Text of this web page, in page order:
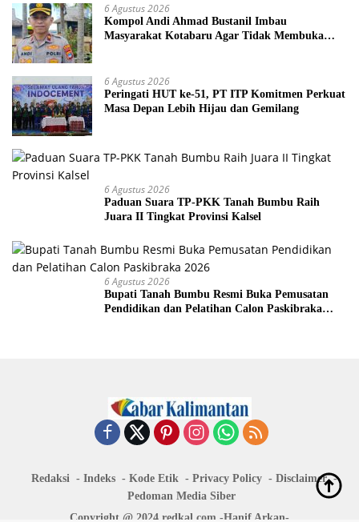
6 Agustus 2026
Kompol Andi Ahmad Bustanil Imbau
Masyarakat Kotabaru Agar Tidak Membuka
6 Agustus 2026
Peringati HUT ke-51, PT ITP Komitmen Perkuat
Masa Depan Lebih Hijau dan Gemilang
6 Agustus 2026
Paduan Suara TP-PKK Tanah Bumbu Raih
Juara II Tingkat Provinsi Kalsel
6 Agustus 2026
Bupati Tanah Bumbu Resmi Buka Pemusatan
Pendidikan dan Pelatihan Calon Paskibraka
Redaksi Indeks Kode Etik Privacy Policy
Disclaimer
Pedoman Media Siber
Copyright @ 2024 redkal.com -Hanif Arkan-